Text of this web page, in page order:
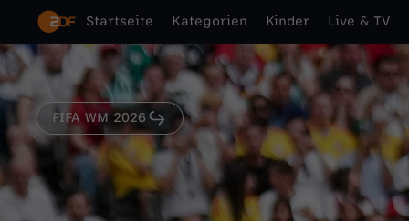
Startseite Kategorien Kinder Live & TV
FIFA WM 2026